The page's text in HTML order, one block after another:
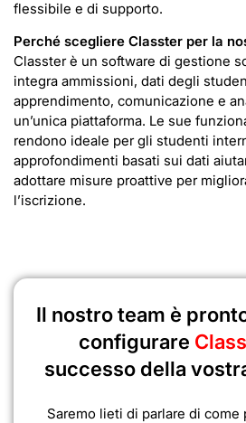
flessibile e di supporto.
Perché scegliere Classter per la
Classter è un software di gestione
integra ammissioni, dati degli
apprendimento, comunicazione e
un’unica piattaforma. Le sue
rendono ideale per gli studenti
approfondimenti basati sui dati
adottare misure proattive per
l’iscrizione.
Il nostro team è
configurare
successo della
Saremo lieti di parlare di come